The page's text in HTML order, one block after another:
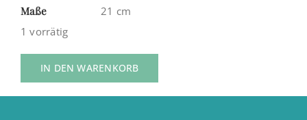
Maße
21 cm
1 vorrätig
IN DEN WARENKORB